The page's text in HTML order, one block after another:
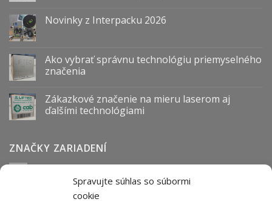
Spravujte súhlas so súbormi
cookie
Novinky z Interpacku 2026
Ako vybrať správnu technológiu priemyselného
značenia
Zákazkové značenie na mieru laserom aj
ďalšími technológiami
ZNAČKY ZARIADENÍ
Anser Arca BOFA cab Carl Valentin
Datalogic Hitachi